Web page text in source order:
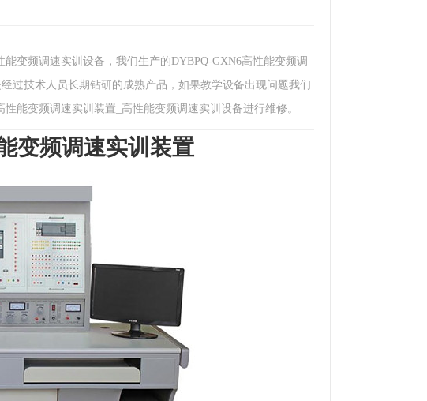
变频调速实训设备，我们生产的DYBPQ-GXN6高性能变频调
过技术人员长期钻研的成熟产品，如果教学设备出现问题我们
能变频调速实训装置_高性能变频调速实训设备进行维修。
变频调速实训装置